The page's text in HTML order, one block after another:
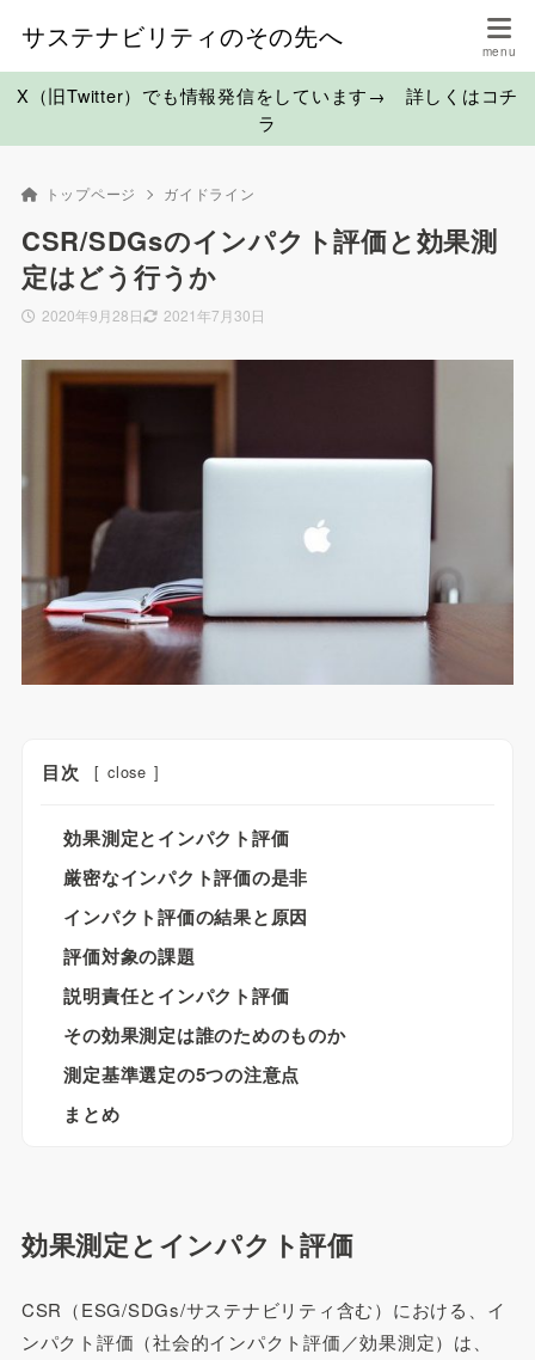
サステナビリティのその先へ
X（旧Twitter）でも情報発信をしています→ 詳しくはコチ
ラ
トップページ ガイドライン
CSR/SDGsのインパクト評価と効果測
定はどう行うか
2020年9月28日 2021年7月30日
目次 [ close ]
効果測定とインパクト評価
厳密なインパクト評価の是非
インパクト評価の結果と原因
評価対象の課題
説明責任とインパクト評価
その効果測定は誰のためのものか
測定基準選定の5つの注意点
まとめ
効果測定とインパクト評価
CSR（ESG/SDGs/サステナビリティ含む）における、イ
ンパクト評価（社会的インパクト評価／効果測定）は、